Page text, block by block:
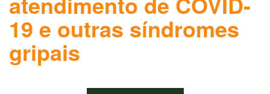
19 e outras síndromes
gripais